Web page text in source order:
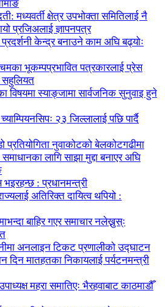
मध्यवर्ती क्षेत्र उपभोक्ता समितिलाई नै
प्रजिअलाई ज्ञापनपत्र
प्रदर्शनी केन्द्र बनाउने काम अघि बढ्योः
भूकम्पप्रभावित पत्रकारलाई प्रेस
सहुलियत
विषयमा स्याङ्जामा सार्वजनिक सुनुवाइ हुने
२३ जिल्लालाई पछि पार्दै
प्रतियोगिता नुवाकोटको बेलकोटगढीमा
लागि साझा मुद्दा बनाएर अघि
: प्रधानमन्त्री
अतिरिक्त दायित्व थपियो :
बाहिर गएर समाचार नलेख्नुस्ः
अनलाइन टिकट प्रणालीको उद्घाटन
दिन मातहतका निकायलाई पर्यटनमन्त्री
महरा समातिएः भैरहवाबाट काठमाडौँ